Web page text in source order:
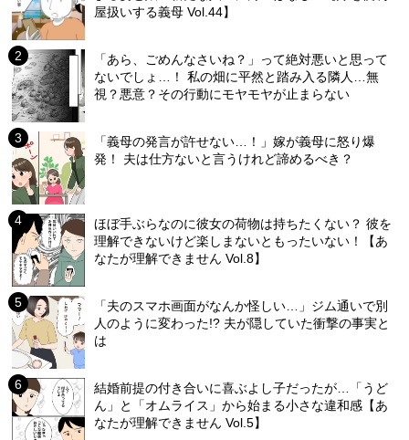
屋扱いする義母 Vol.44】
「あら、ごめんなさいね？」って絶対悪いと思って
ないでしょ…！ 私の畑に平然と踏み入る隣人…無
視？悪意？その行動にモヤモヤが止まらない
「義母の発言が許せない…！」嫁が義母に怒り爆
発！ 夫は仕方ないと言うけれど諦めるべき？
ほぼ手ぶらなのに彼女の荷物は持ちたくない？ 彼を
理解できないけど楽しまないともったいない！【あ
なたが理解できません Vol.8】
「夫のスマホ画面がなんか怪しい…」ジム通いで別
人のように変わった!? 夫が隠していた衝撃の事実と
は
結婚前提の付き合いに喜ぶよし子だったが…「うど
ん」と「オムライス」から始まる小さな違和感【あ
なたが理解できません Vol.5】